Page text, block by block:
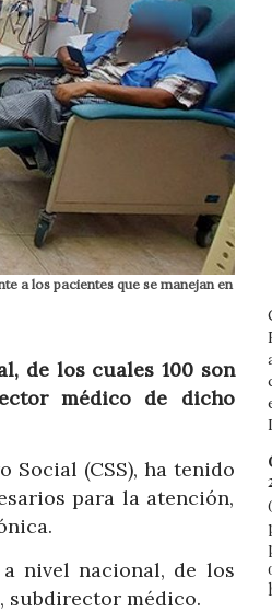
a los pacientes que se manejan en
de los cuales 100 son
médico de dicho
Social (CSS), ha tenido
para la atención,
nivel nacional, de los
subdirector médico.